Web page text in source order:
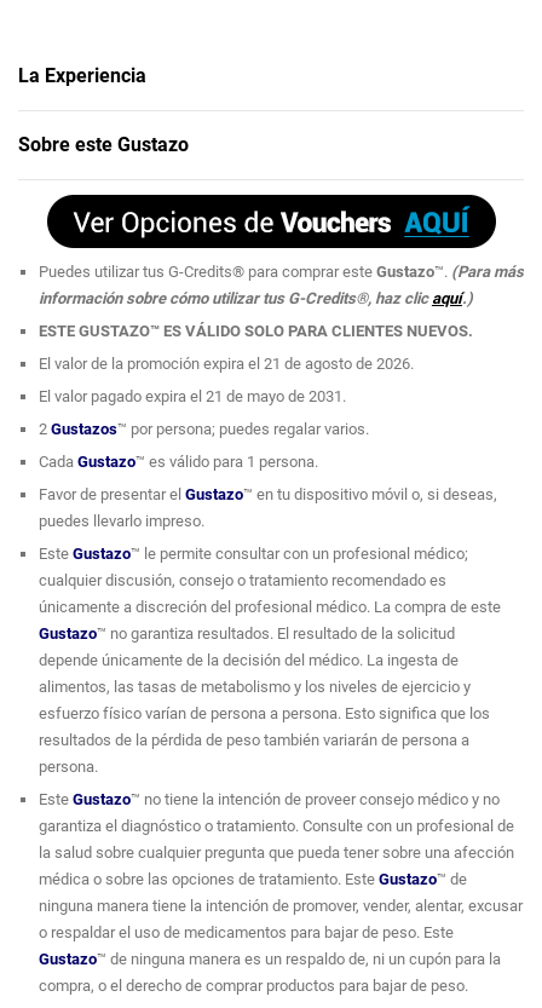
La Experiencia
IVitality
te ayudará a lograr un estado de bienestar óptimo a través de una
permite vivir tu mejor vida.
Mounjaro® es un medicamento aprobado por la Administración de
Alimentos y Medicamentos (FDA por sus siglas en inglés) para tratar a
pacientes con diabetes tipo 2. Además, también ha sido aprobado para el
obesidad y de alguna condición médica relacionada al sobrepeso.
¡Si deseas aumentar tus niveles de energía, optimizar tu condición física o
simplemente sentirte mejor con tu cuerpo, adquiere este
Sobre este Gustazo
Puedes utilizar tus G-Credits® para comprar este Gustazo™. (Para más
información sobre cómo utilizar tus G-Credits®, haz clic aquí.)
ESTE GUSTAZO™ ES VÁLIDO SOLO PARA CLIENTES NUEVOS.
El valor de la promoción expira el 21 de agosto de 2026.
El valor pagado expira el 21 de mayo de 2031.
2 Gustazos™ por persona; puedes regalar varios.
Cada Gustazo™ es válido para 1 persona.
Favor de presentar el Gustazo™ en tu dispositivo móvil o, si deseas,
puedes llevarlo impreso.
Este Gustazo™ le permite consultar con un profesional médico;
cualquier discusión, consejo o tratamiento recomendado es
únicamente a discreción del profesional médico. La compra de este
Gustazo™ no garantiza resultados. El resultado de la solicitud
depende únicamente de la decisión del médico. La ingesta de
alimentos, las tasas de metabolismo y los niveles de ejercicio y
esfuerzo físico varían de persona a persona. Esto significa que los
resultados de la pérdida de peso también variarán de persona a
persona.
Este Gustazo™ no tiene la intención de proveer consejo médico y no
garantiza el diagnóstico o tratamiento. Consulte con un profesional de
la salud sobre cualquier pregunta que pueda tener sobre una afección
médica o sobre las opciones de tratamiento. Este Gustazo™ de
ninguna manera tiene la intención de promover, vender, alentar, excusar
o respaldar el uso de medicamentos para bajar de peso. Este
Gustazo™ de ninguna manera es un respaldo de, ni un cupón para la
compra, o el derecho de comprar productos para bajar de peso.